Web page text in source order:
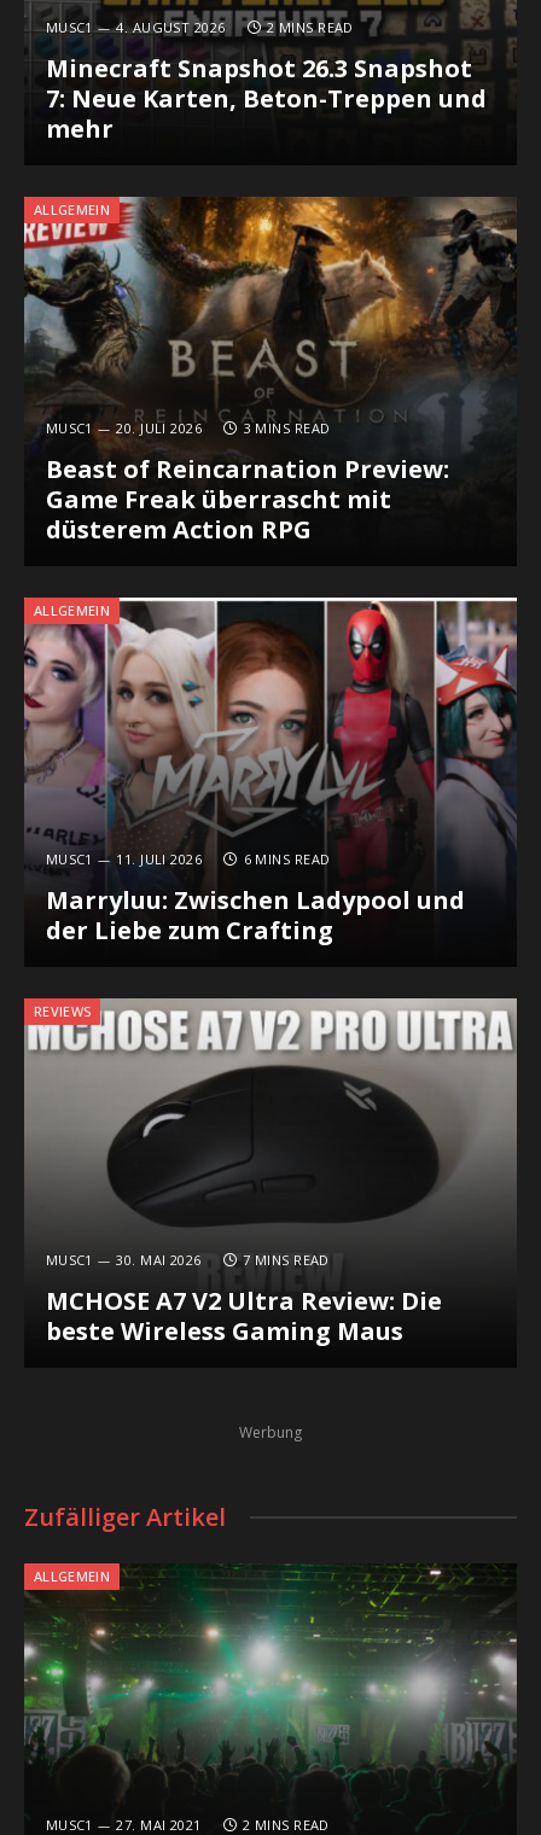
MUSC1 4. AUGUST 2026 2 MINS READ
Minecraft Snapshot 26.3 Snapshot
7: Neue Karten, Beton-Treppen und
mehr
ALLGEMEIN
MUSC1 20. JULI 2026 3 MINS READ
Beast of Reincarnation Preview:
Game Freak überrascht mit
düsterem Action RPG
ALLGEMEIN
MUSC1 11. JULI 2026 6 MINS READ
Marryluu: Zwischen Ladypool und
der Liebe zum Crafting
REVIEWS
MUSC1 30. MAI 2026 7 MINS READ
MCHOSE A7 V2 Ultra Review: Die
beste Wireless Gaming Maus
Werbung
Zufälliger Artikel
ALLGEMEIN
MUSC1 27. MAI 2021 2 MINS READ